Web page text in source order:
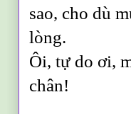
sao, cho dù
lòng.
Ôi, tự do ơi,
chân!